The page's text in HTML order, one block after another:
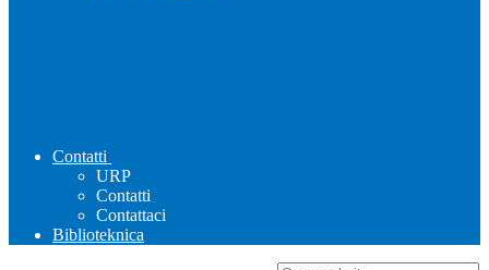
Contatti
URP
Contatti
Contattaci
Biblioteknica